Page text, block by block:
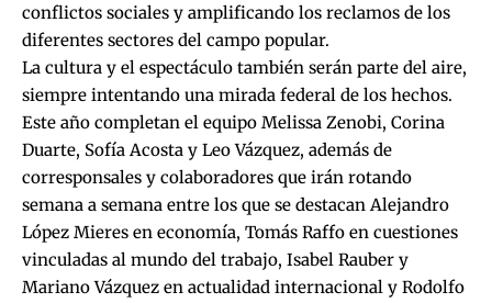
conflictos sociales y amplificando los reclamos de los
diferentes sectores del campo popular.
La cultura y el espectáculo también serán parte del aire,
siempre intentando una mirada federal de los hechos.
Este año completan el equipo Melissa Zenobi, Corina
Duarte, Sofía Acosta y Leo Vázquez, además de
corresponsales y colaboradores que irán rotando
semana a semana entre los que se destacan Alejandro
López Mieres en economía, Tomás Raffo en cuestiones
vinculadas al mundo del trabajo, Isabel Rauber y
Mariano Vázquez en actualidad internacional y Rodolfo